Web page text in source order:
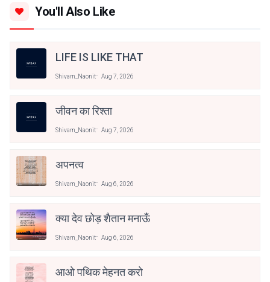
You'll Also Like
LIFE IS LIKE THAT
Shivam_Naonit Aug 7, 2026
जीवन का रिश्ता
Shivam_Naonit Aug 7, 2026
अपनत्व
Shivam_Naonit Aug 6, 2026
क्या देव छोड़ शैतान मनाऊँ
Shivam_Naonit Aug 6, 2026
आओ पथिक मेहनत करो